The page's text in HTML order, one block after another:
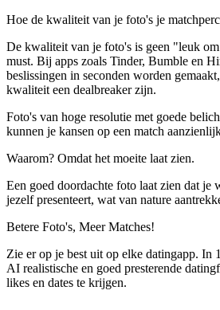
Hoe de kwaliteit van je foto's je
De kwaliteit van je foto's is geen "leuk
must. Bij apps zoals Tinder, Bumble en
beslissingen in seconden worden
kwaliteit een dealbreaker zijn.
Foto's van hoge resolutie met goede
kunnen je kansen op een match
Waarom? Omdat het moeite laat zien.
Een goed doordachte foto laat zien dat je
jezelf presenteert, wat van nature
Betere Foto's, Meer Matches!
Zie er op je best uit op elke datingapp. In
AI realistische en goed presterende
likes en dates te krijgen.